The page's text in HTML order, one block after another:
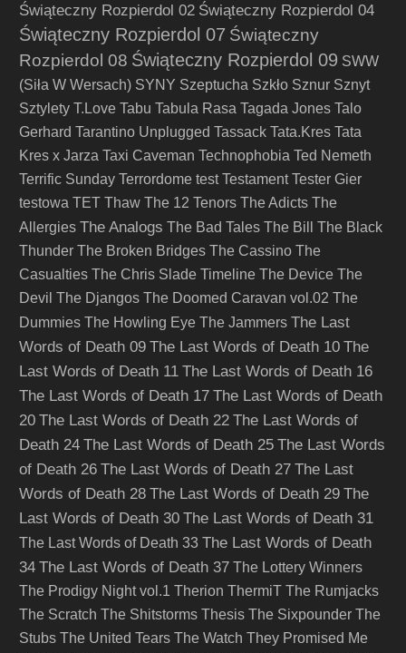
Świąteczny Rozpierdol 02 Świąteczny Rozpierdol 04
Świąteczny Rozpierdol 07 Świąteczny
Rozpierdol 08 Świąteczny Rozpierdol 09 SWW
(Siła W Wersach) SYNY Szeptucha Szkło Sznur Sznyt
Sztylety T.Love Tabu Tabula Rasa Tagada Jones Talo
Gerhard Tarantino Unplugged Tassack Tata.Kres Tata
Kres x Jarza Taxi Caveman Technophobia Ted Nemeth
Terrific Sunday Terrordome test Testament Tester Gier
testowa TET Thaw The 12 Tenors The Adicts The
Allergies The Analogs The Bad Tales The Bill
The Black
Thunder The Broken Bridges The Cassino The
Casualties The Chris Slade Timeline The Device The
Devil The Djangos The Doomed Caravan vol.02 The
Dummies The Howling Eye The Jammers The Last
Words of Death 09 The Last Words of Death 10 The
Last Words of Death 11 The Last Words of Death 16
The Last Words of Death 17 The Last Words of Death
20 The Last Words of Death 22 The Last Words of
Death 24 The Last Words of Death 25 The Last Words
of Death 26 The Last Words of Death 27 The Last
Words of Death 28 The Last Words of Death 29 The
Last Words of Death 30 The Last Words of Death 31
The Last Words of Death 33 The Last Words of Death
34 The Last Words of Death 37 The Lottery Winners
The Prodigy Night vol.1 Therion ThermiT The Rumjacks
The Scratch The Shitstorms Thesis The Sixpounder The
Stubs The United Tears The Watch They Promised Me